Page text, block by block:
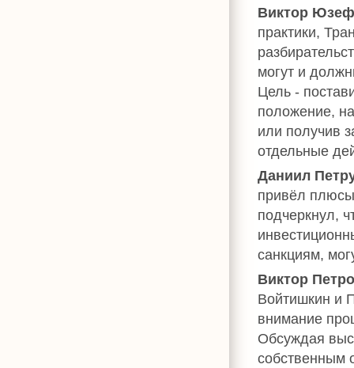
Виктор
практики,
могут и
Цель -
положение,
или получив
отдельные
Даниил
привёл
подчеркнул,
санкциям,
Виктор
Войтишкин и
внимание
Обсуждая
собственным